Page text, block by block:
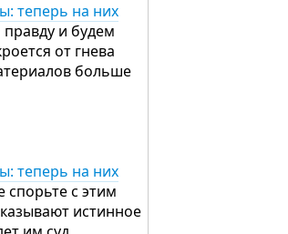
теперь на них
правду и будем
от гнева
больше
теперь на них
спорьте с этим
истинное